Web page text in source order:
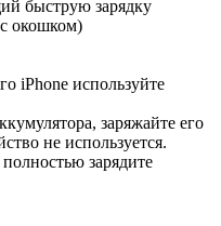
быструю зарядку
окошком)
iPhone используйте
заряжайте его
не используется.
зарядите